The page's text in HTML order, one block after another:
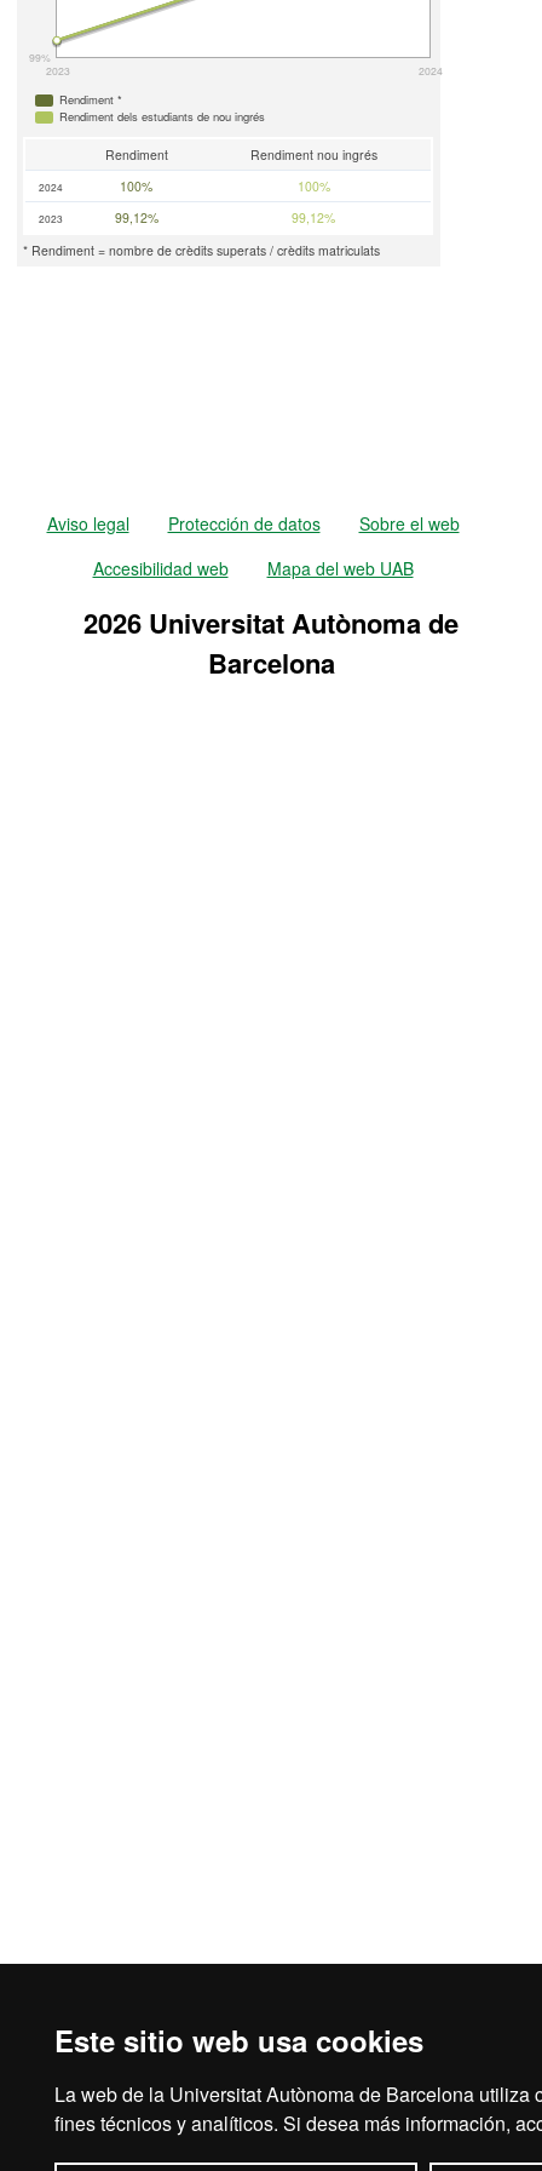
Este sitio web usa cookies
La web de la Universitat Autònoma de Barcelona utiliza
fines técnicos y analíticos. Si desea más información,
2023 2024
99%
Rendiment *
Rendiment dels estudiants de nou ingrés
Rendiment Rendiment nou ingrés
2024 100% 100%
2023 99,12%
99,12%
* Rendiment = nombre de crèdits superats / crèdits matriculats
Aviso legal Protección de datos
Sobre el web
Accesibilidad web
Mapa del web UAB
2026 Universitat Autònoma de
Barcelona